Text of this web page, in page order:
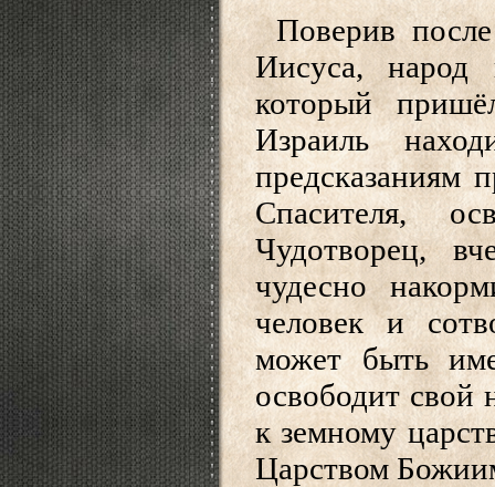
Поверив
Иисуса,
который
Израиль
предсказаниям
Спасителя,
Чудотворец,
чудесно
человек и
может быть
освободит свой
к земному
Царством